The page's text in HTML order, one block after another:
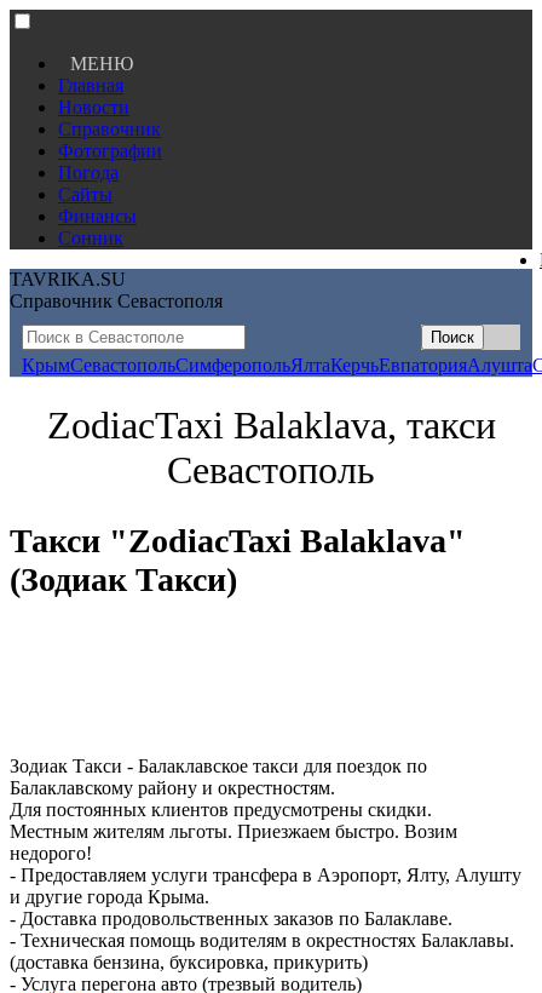
МЕНЮ
Главная
Новости
Справочник
Фотографии
Погода
Сайты
Финансы
Сонник
TAVRIKA.SU
Справочник Севастополя
КрымСевастопольСимферопольЯлтаКерчьЕвпаторияАлушта
ZodiacTaxi Balaklava, такси
Севастополь
Такси "ZodiacTaxi Balaklava"
(Зодиак Такси)
Зодиак Такси - Балаклавское такси для поездок по
Балаклавскому району и окрестностям.
Для постоянных клиентов предусмотрены скидки.
Местным жителям льготы. Приезжаем быстро. Возим
недорого!
- Предоставляем услуги трансфера в Аэропорт, Ялту, Алушту
и другие города Крыма.
- Доставка продовольственных заказов по Балаклаве.
- Техническая помощь водителям в окрестностях Балаклавы.
(доставка бензина, буксировка, прикурить)
- Услуга перегона авто (трезвый водитель)